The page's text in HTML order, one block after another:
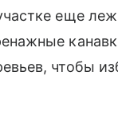
еще
чтобы